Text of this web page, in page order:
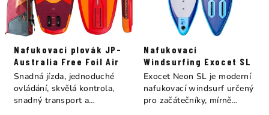
Nafukovací plovák JP-
Australia Free Foil Air
Snadná jízda, jednoduché
ovládání, skvělá kontrola,
snadný transport a
Nafukovací
Windsurfing Exocet SL
Exocet Neon SL je moderní
nafukovací windsurf určený
pro začátečníky, mírně